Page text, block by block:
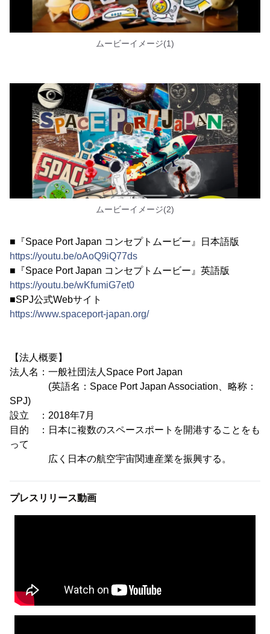
ムービーイメージ(1)
ムービーイメージ(2)
■『Space Port Japan コンセプトムービー』日本語版
https://youtu.be/oAoQ9iQ77ds
■『Space Port Japan コンセプトムービー』英語版
https://youtu.be/wKfumiG7et0
■SPJ公式Webサイト
https://www.spaceport-japan.org/
【法人概要】
法人名：一般社団法人Space Port Japan
(英語名：Space Port Japan Association、略称：
SPJ)
設立 ：2018年7月
目的 ：日本に複数のスペースポートを開港することをも
って
広く日本の航空宇宙関連産業を振興する。
プレスリリース動画